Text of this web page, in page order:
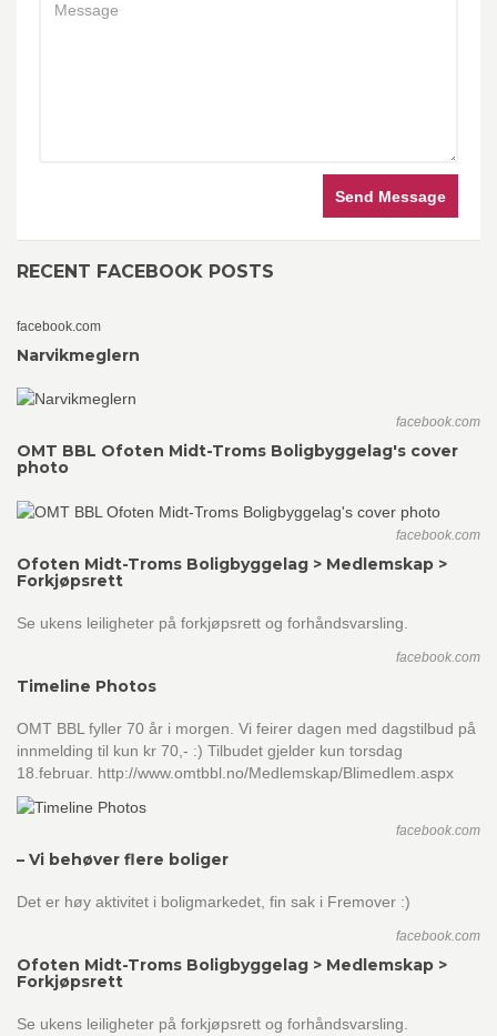
Send Message
RECENT FACEBOOK POSTS
facebook.com
Narvikmeglern
facebook.com
OMT BBL Ofoten Midt-Troms Boligbyggelag's cover
photo
facebook.com
Ofoten Midt-Troms Boligbyggelag > Medlemskap >
Forkjøpsrett
Se ukens leiligheter på forkjøpsrett og forhåndsvarsling.
facebook.com
Timeline Photos
OMT BBL fyller 70 år i morgen. Vi feirer dagen med dagstilbud på
innmelding til kun kr 70,- :) Tilbudet gjelder kun torsdag
18.februar. http://www.omtbbl.no/Medlemskap/Blimedlem.aspx
facebook.com
– Vi behøver flere boliger
Det er høy aktivitet i boligmarkedet, fin sak i Fremover :)
facebook.com
Ofoten Midt-Troms Boligbyggelag > Medlemskap >
Forkjøpsrett
Se ukens leiligheter på forkjøpsrett og forhåndsvarsling.